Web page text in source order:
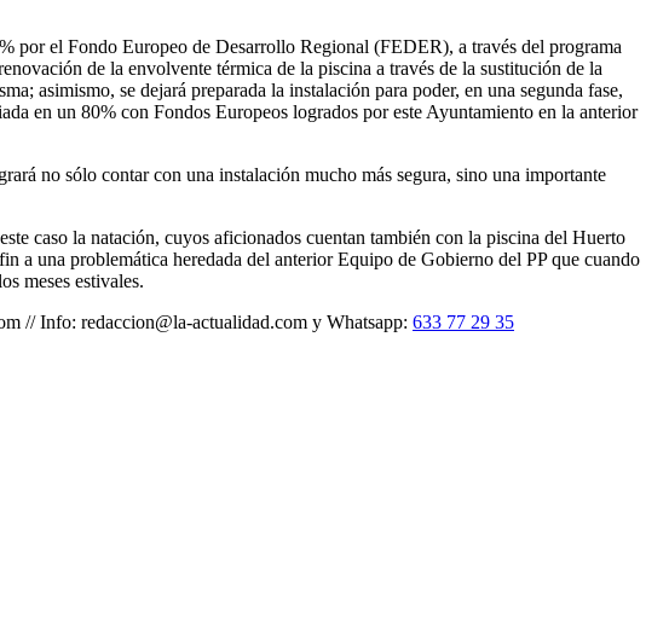
por el Fondo Europeo de Desarrollo Regional (FEDER), a través del programa
de la envolvente térmica de la piscina a través de la sustitución de la
asimismo, se dejará preparada la instalación para poder, en una segunda fase,
en un 80% con Fondos Europeos logrados por este Ayuntamiento en la anterior
no sólo contar con una instalación mucho más segura, sino una importante
caso la natación, cuyos aficionados cuentan también con la piscina del Huerto
a una problemática heredada del anterior Equipo de Gobierno del PP que cuando
meses estivales.
// Info: redaccion@la-actualidad.com y Whatsapp: 633 77 29 35